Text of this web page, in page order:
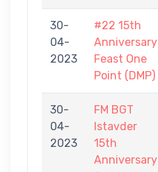
30-
04-
2023
#22 15th
Anniversary
Feast One
Point (DMP)
30-
04-
2023
FM BGT
Istavder
15th
Anniversary